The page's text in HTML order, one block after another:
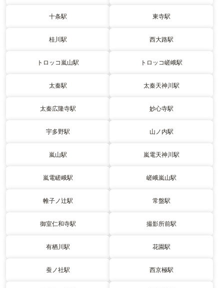
十条駅 東寺駅
桂川駅 西大路駅
トロッコ嵐山駅 トロッコ嵯峨駅
太秦駅 太秦天神川駅
太秦広隆寺駅 妙心寺駅
宇多野駅 山ノ内駅
嵐山駅 嵐電天神川駅
嵐電嵯峨駅 嵯峨嵐山駅
帷子ノ辻駅 常盤駅
御室仁和寺駅 撮影所前駅
有栖川駅 花園駅
蚕ノ社駅 西京極駅